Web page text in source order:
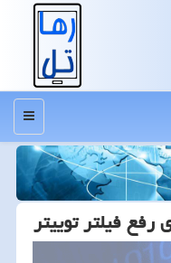
منو
رفع فیلتر توییتر